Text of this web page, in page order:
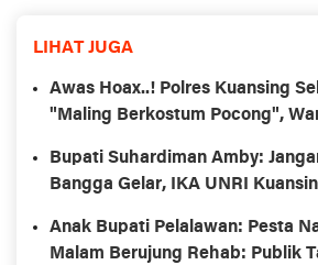
LIHAT JUGA
Awas Hoax..! Polres Kuansing
"Maling Berkostum Pocong",
Bupati Suhardiman Amby:
Bangga Gelar, IKA UNRI
Anak Bupati Pelalawan: Pesta
Malam Berujung Rehab: Publik